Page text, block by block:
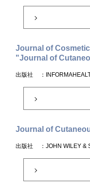
Journal of
"Journal of
出版社 ：
Journal of
出版社 ：JOHN WILEY &